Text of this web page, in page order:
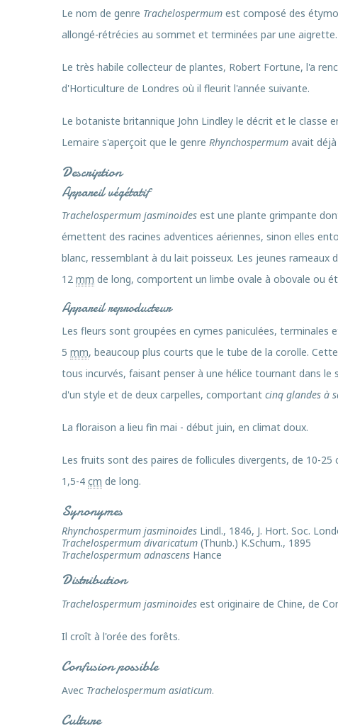
Le nom de genre Trachelospermum est composé des
allongé-rétrécies au sommet et terminées par une
Le très habile collecteur de plantes, Robert Fortune, l'a
d'Horticulture de Londres où il fleurit l'année suivante.
Le botaniste britannique John Lindley le décrit et le classe
Lemaire s'aperçoit que le genre Rhynchospermum avait
Description
Appareil végétatif
Trachelospermum jasminoides est une plante grimpante
émettent des racines adventices aériennes, sinon elles
blanc, ressemblant à du lait poisseux. Les jeunes rameaux
12 mm de long, comportent un limbe ovale à obovale ou
Appareil reproducteur
Les fleurs sont groupées en cymes paniculées,
5 mm, beaucoup plus courts que le tube de la corolle.
tous incurvés, faisant penser à une hélice tournant dans
d'un style et de deux carpelles, comportant cinq glandes à
La floraison a lieu fin mai - début juin, en climat doux.
Les fruits sont des paires de follicules divergents, de 10-
1,5-4 cm de long.
Synonymes
Rhynchospermum jasminoides Lindl., 1846, J. Hort. Soc.
Trachelospermum divaricatum (Thunb.) K.Schum., 1895
Trachelospermum adnascens Hance
Distribution
Trachelospermum jasminoides est originaire de Chine, de
Il croît à l'orée des forêts.
Confusion possible
Avec Trachelospermum asiaticum.
Culture